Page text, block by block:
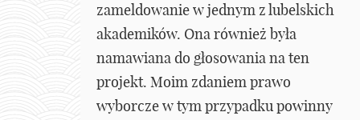
zameldowanie w jednym z lubelskich
akademików. Ona również była
namawiana do głosowania na ten
projekt. Moim zdaniem prawo
wyborcze w tym przypadku powinny